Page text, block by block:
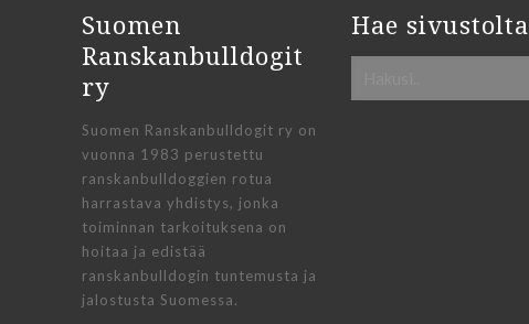
Suomen
Ranskanbulldogit
ry
Suomen Ranskanbulldogit ry on
vuonna 1983 perustettu
ranskanbulldoggien rotua
harrastava yhdistys, jonka
toiminnan tarkoituksena on
hoitaa ja edistää
ranskanbulldogin tuntemusta ja
jalostusta Suomessa.
Hae sivustolta